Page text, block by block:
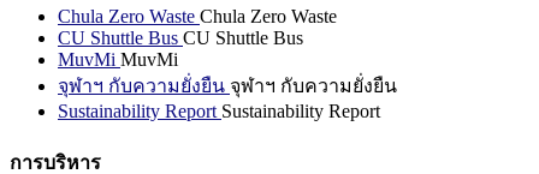
Chula Zero Waste Chula Zero Waste
CU Shuttle Bus CU Shuttle Bus
MuvMi MuvMi
จุฬาฯ กับความยั่งยืน จุฬาฯ กับความยั่งยืน
Sustainability Report Sustainability Report
การบริหาร